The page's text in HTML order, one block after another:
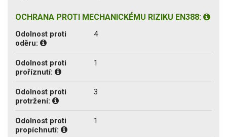
OCHRANA PROTI MECHANICKÉMU RIZIKU EN388:
Odolnost proti
oděru:
4
Odolnost proti
proříznutí:
1
Odolnost proti
protržení:
3
Odolnost proti
propíchnutí:
1